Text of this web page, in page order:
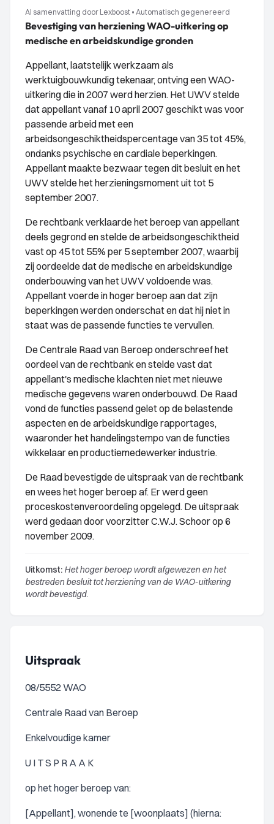
AI samenvatting door Lexboost • Automatisch gegenereerd
Bevestiging van herziening WAO-uitkering op
medische en arbeidskundige gronden
Appellant, laatstelijk werkzaam als
werktuigbouwkundig tekenaar, ontving een WAO-
uitkering die in 2007 werd herzien. Het UWV stelde
dat appellant vanaf 10 april 2007 geschikt was voor
passende arbeid met een
arbeidsongeschiktheidspercentage van 35 tot 45%,
ondanks psychische en cardiale beperkingen.
Appellant maakte bezwaar tegen dit besluit en het
UWV stelde het herzieningsmoment uit tot 5
september 2007.
De rechtbank verklaarde het beroep van appellant
deels gegrond en stelde de arbeidsongeschiktheid
vast op 45 tot 55% per 5 september 2007, waarbij
zij oordeelde dat de medische en arbeidskundige
onderbouwing van het UWV voldoende was.
Appellant voerde in hoger beroep aan dat zijn
beperkingen werden onderschat en dat hij niet in
staat was de passende functies te vervullen.
De Centrale Raad van Beroep onderschreef het
oordeel van de rechtbank en stelde vast dat
appellant's medische klachten niet met nieuwe
medische gegevens waren onderbouwd. De Raad
vond de functies passend gelet op de belastende
aspecten en de arbeidskundige rapportages,
waaronder het handelingstempo van de functies
wikkelaar en productiemedewerker industrie.
De Raad bevestigde de uitspraak van de rechtbank
en wees het hoger beroep af. Er werd geen
proceskostenveroordeling opgelegd. De uitspraak
werd gedaan door voorzitter C.W.J. Schoor op 6
november 2009.
Uitkomst: Het hoger beroep wordt afgewezen en het
bestreden besluit tot herziening van de WAO-uitkering
wordt bevestigd.
Uitspraak
08/5552 WAO
Centrale Raad van Beroep
Enkelvoudige kamer
U I T S P R A A K
op het hoger beroep van:
[Appellant], wonende te [woonplaats] (hierna: